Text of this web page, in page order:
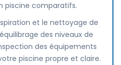
piscine comparatifs.
et le nettoyage de
des niveaux de
des équipements
piscine propre et claire.